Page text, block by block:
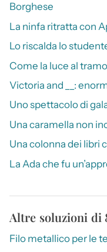
Borghese
La ninfa ritratta con
Lo riscalda lo
Come la luce al
Victoria and __:
Uno spettacolo di
Una caramella non
Una colonna dei libri
La Ada che fu
Altre soluzioni di
Filo metallico per le